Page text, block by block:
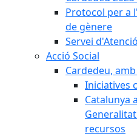
Protocol per a
de gènere
Servei
Acció Social
Cardedeu,
Iniciatives
Catalunya
recursos